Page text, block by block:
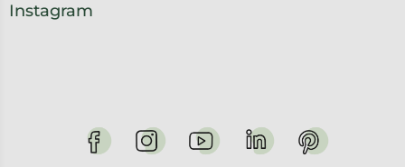
Instagram